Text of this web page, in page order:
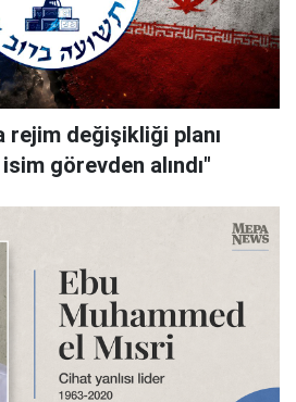
rejim değişikliği planı
görevden alındı"